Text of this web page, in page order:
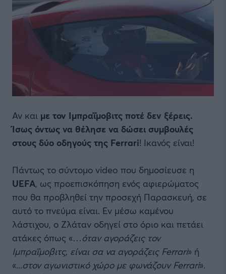
Αν και με τον Ιμπραΐμοβιτς ποτέ δεν ξέρεις.
Ίσως όντως να θέλησε να δώσει συμβουλές
στους δύο οδηγούς της Ferrari! Ικανός είναι!
Πάντως το σύντομο video που δημοσίευσε η
UEFA, ως προεπισκόπηση ενός αφιερώματος
που θα προβληθεί την προσεχή Παρασκευή, σε
αυτό το πνεύμα είναι. Εν μέσω καμένου
λάστιχου, ο Ζλάταν οδηγεί στο όριο και πετάει
ατάκες όπως «…όταν αγοράζεις τον
Ιμπραΐμοβιτς, είναι σα να αγοράζεις Ferrari» ή
«...στον αγωνιστικό χώρο με φωνάζουν Ferrari».